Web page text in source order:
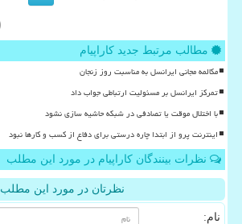
مطالب مرتبط جدید کاراپیام
مکالمه مجانی ایرانسل به مناسبت روز زنجان
تمرکز ایرانسل بر مسئولیت ارتباطی جواب داد
با اختلال موقت یا تصادفی در شبکه حاشیه سازی نشود
اینترنت پرو از ابتدا چاره درستی برای دفاع از کسب و کارها نبود
نظرات بینندگان کاراپیام در مورد این مطلب
نظرتان در مورد این مطلب
نام: